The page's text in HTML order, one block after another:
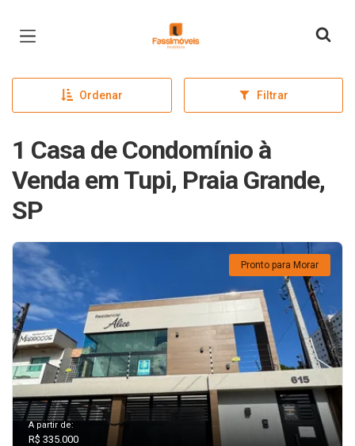
Página inicial
Ordenar Filtrar
1 Casa de Condomínio à
Venda em Tupi, Praia Grande,
SP
Pronto para Morar
A partir de:
R$ 335.000